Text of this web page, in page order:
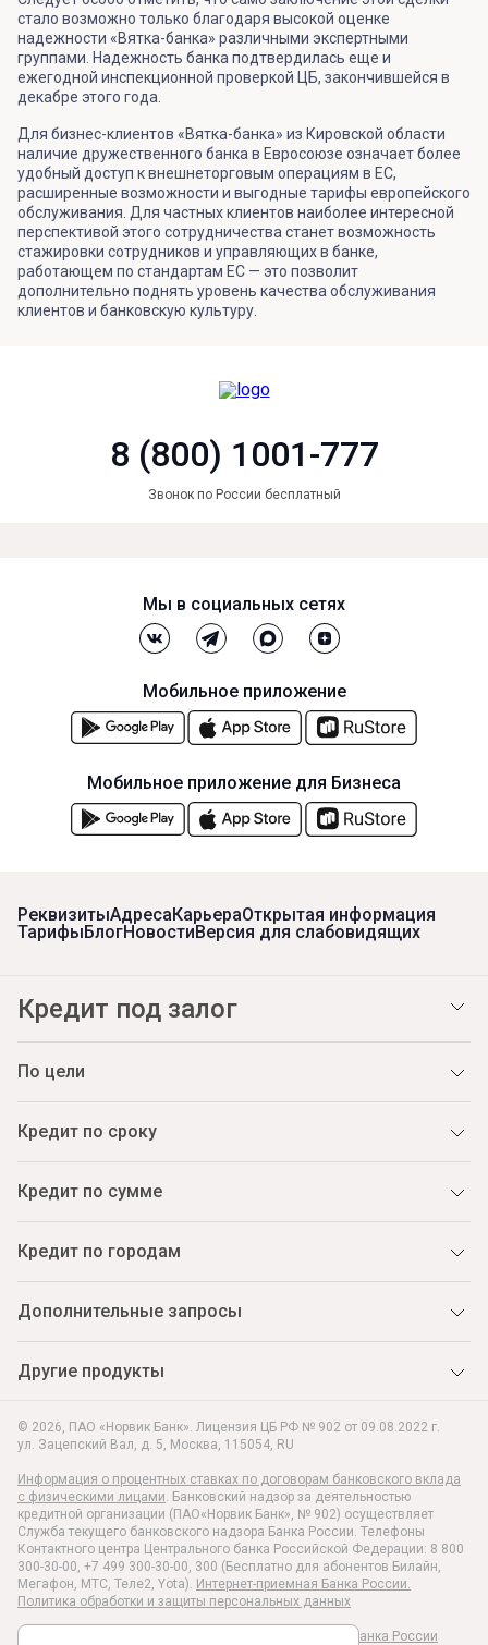
стало возможно только благодаря высокой оценке
надежности «Вятка-банка» различными экспертными
группами. Надежность банка подтвердилась еще и
ежегодной инспекционной проверкой ЦБ, закончившейся в
декабре этого года.
Для бизнес-клиентов «Вятка-банка» из Кировской области
наличие дружественного банка в Евросоюзе означает более
удобный доступ к внешнеторговым операциям в ЕС,
расширенные возможности и выгодные тарифы европейского
обслуживания. Для частных клиентов наиболее интересной
перспективой этого сотрудничества станет возможность
стажировки сотрудников и управляющих в банке,
работающем по стандартам ЕС — это позволит
дополнительно поднять уровень качества обслуживания
клиентов и банковскую культуру.
8 (800) 1001-777
Звонок по России бесплатный
© 2026, ПАО «Норвик Банк». Лицензия ЦБ РФ № 902 от 09.08.2022 г.
ул. Зацепский Вал, д. 5, Москва, 115054, RU
Информация о процентных ставках по договорам банковского вклада
с физическими лицами. Банковский надзор за деятельностью
кредитной организации (ПАО«Норвик Банк», № 902) осуществляет
Служба текущего банковского надзора Банка России. Телефоны
Контактного центра Центрального банка Российской Федерации: 8 800
300-30-00, +7 499 300-30-00, 300 (Бесплатно для абонентов Билайн,
Мегафон, МТС, Теле2, Yota). Интернет-приемная Банка России.
Политика обработки и защиты персональных данных
Раскрытие информации в соответствии c Указанием Банка России
РеквизитыАдресаКарьераОткрытая информация
ТарифыБлогНовостиВерсия для слабовидящих
Кредит под залог
По цели
Кредит по сроку
Кредит по сумме
Кредит по городам
Дополнительные запросы
Другие продукты
Мы в социальных сетях
Мобильное приложение
Мобильное приложение для Бизнеса